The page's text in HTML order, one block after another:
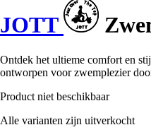
JOTT
Ontdek het ultieme comfort en
ontworpen voor zwemplezier
Product niet beschikbaar
Alle varianten zijn uitverkocht